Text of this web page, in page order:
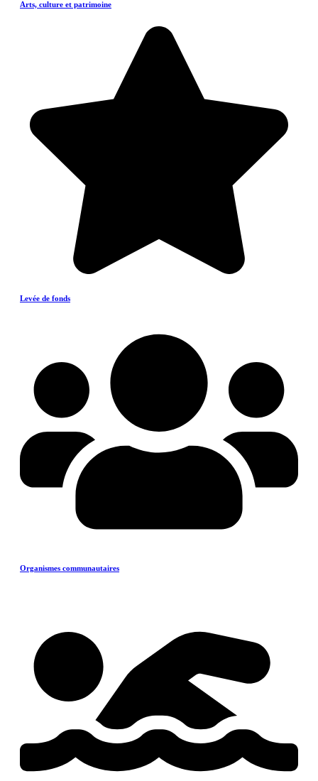
Arts, culture et patrimoine
Levée de fonds
Organismes communautaires